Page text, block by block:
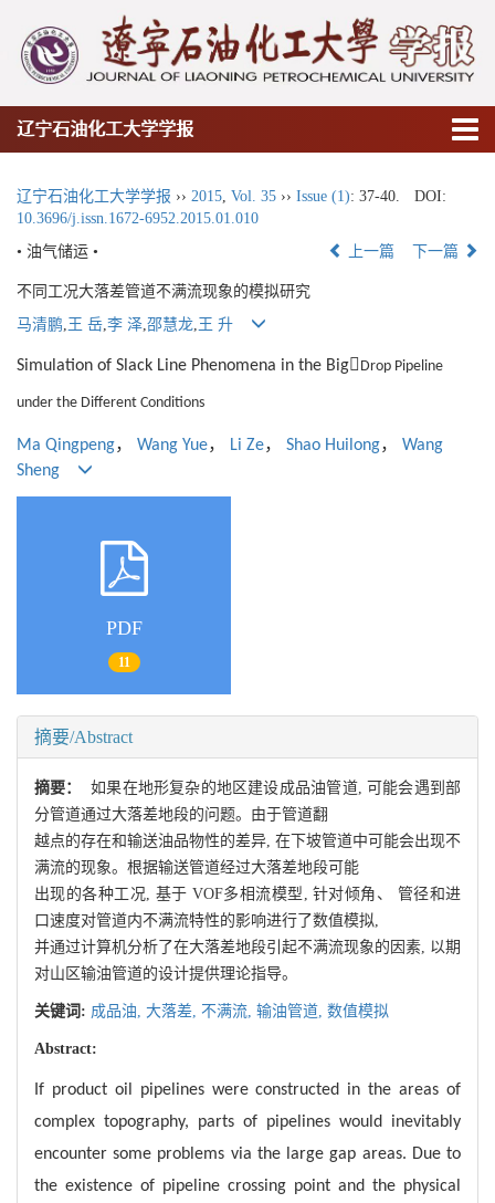
辽宁石油化工大学学报
辽宁石油化工大学学报 ›› 2015 Vol. 35 ›› Issue (1): 37-40.
DOI:
10.3696/j.issn.1672-6952.2015.01.010
• 油气储运 •
上一篇 下一篇
不同工况大落差管道不满流现象的模拟研究
马清鹏 王 岳 李 泽 邵慧龙 王 升
Simulation of Slack Line Phenomena in the Big Drop Pipeline
under the Different Conditions
Ma Qingpeng， Wang Yue， Li Ze， Shao Huilong，
Wang
Sheng
PDF
11
摘要/Abstract
摘要：
如果在地形复杂的地区建设成品油管道, 可能会遇到部
分管道通过大落差地段的问题。由于管道翻
越点的存在和输送油品物性的差异, 在下坡管道中可能会出现不
满流的现象。根据输送管道经过大落差地段可能
出现的各种工况, 基于 VOF多相流模型, 针对倾角、 管径和进
口速度对管道内不满流特性的影响进行了数值模拟,
并通过计算机分析了在大落差地段引起不满流现象的因素, 以期
对山区输油管道的设计提供理论指导。
关键词: 成品油, 大落差, 不满流, 输油管道, 数值模拟
Abstract:
If product oil pipelines were constructed in the areas of
complex topography, parts of pipelines would inevitably
encounter some problems via the large gap areas. Due to
the existence of pipeline crossing point and the physical